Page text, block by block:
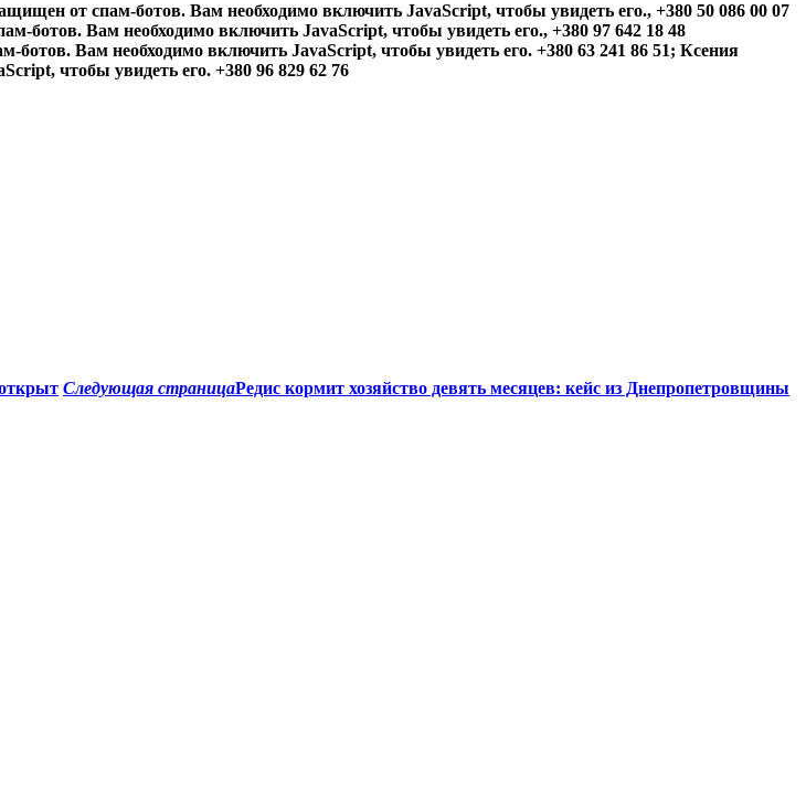
от спам-ботов. Вам необходимо включить JavaScript, чтобы увидеть его., +380 50 086 00 07
ботов. Вам необходимо включить JavaScript, чтобы увидеть его., +380 97 642 18 48
Вам необходимо включить JavaScript, чтобы увидеть его. +380 63 241 86 51; Ксения
чтобы увидеть его. +380 96 829 62 76
Следующая страницаРедис кормит хозяйство девять месяцев: кейс из Днепропетровщины